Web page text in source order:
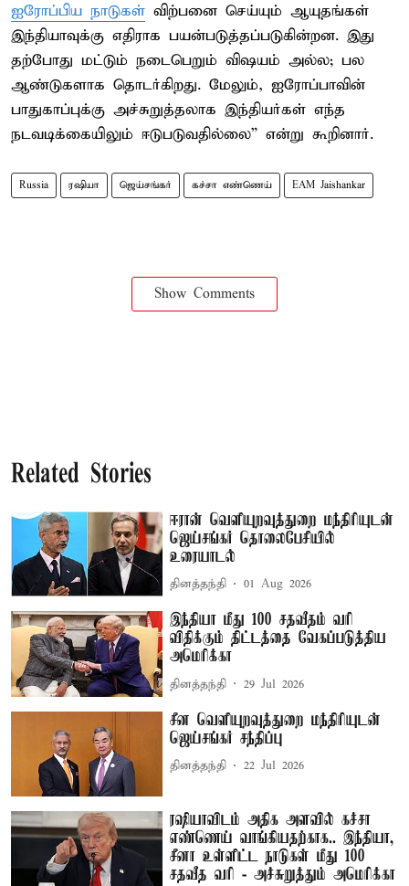
ஐரோப்பிய நாடுகள் விற்பனை செய்யும் ஆயுதங்கள்
இந்தியாவுக்கு எதிராக பயன்படுத்தப்படுகின்றன. இது
தற்போது மட்டும் நடைபெறும் விஷயம் அல்ல; பல
ஆண்டுகளாக தொடர்கிறது. மேலும், ஐரோப்பாவின்
பாதுகாப்புக்கு அச்சுறுத்தலாக இந்தியர்கள் எந்த
நடவடிக்கையிலும் ஈடுபடுவதில்லை” என்று கூறினார்.
Russia ரஷியா ஜெய்சங்கர் கச்சா எண்ணெய் EAM Jaishankar
Show Comments
Related Stories
ஈரான் வெளியுறவுத்துறை மந்திரியுடன்
ஜெய்சங்கர் தொலைபேசியில்
உரையாடல்
தினத்தந்தி 01 Aug 2026
இந்தியா மீது 100 சதவீதம் வரி
விதிக்கும் திட்டத்தை வேகப்படுத்திய
அமெரிக்கா
தினத்தந்தி 29 Jul 2026
சீன வெளியுறவுத்துறை மந்திரியுடன்
ஜெய்சங்கர் சந்திப்பு
தினத்தந்தி 22 Jul 2026
ரஷியாவிடம் அதிக அளவில் கச்சா
எண்ணெய் வாங்கியதற்காக.. இந்தியா,
சீனா உள்ளிட்ட நாடுகள் மீது 100
சதவீத வரி - அச்சுறுத்தும் அமெரிக்கா